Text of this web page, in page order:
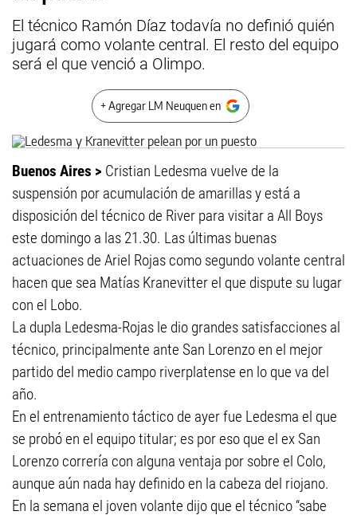
El técnico Ramón Díaz todavía no definió quién
jugará como volante central. El resto del equipo
será el que venció a Olimpo.
+ Agregar LM Neuquen en
Buenos Aires > Cristian Ledesma vuelve de la
suspensión por acumulación de amarillas y está a
disposición del técnico de River para visitar a All Boys
este domingo a las 21.30. Las últimas buenas
actuaciones de Ariel Rojas como segundo volante central
hacen que sea Matías Kranevitter el que dispute su lugar
con el Lobo.
La dupla Ledesma-Rojas le dio grandes satisfacciones al
técnico, principalmente ante San Lorenzo en el mejor
partido del medio campo riverplatense en lo que va del
año.
En el entrenamiento táctico de ayer fue Ledesma el que
se probó en el equipo titular; es por eso que el ex San
Lorenzo correría con alguna ventaja por sobre el Colo,
aunque aún nada hay definido en la cabeza del riojano.
En la semana el joven volante dijo que el técnico “sabe